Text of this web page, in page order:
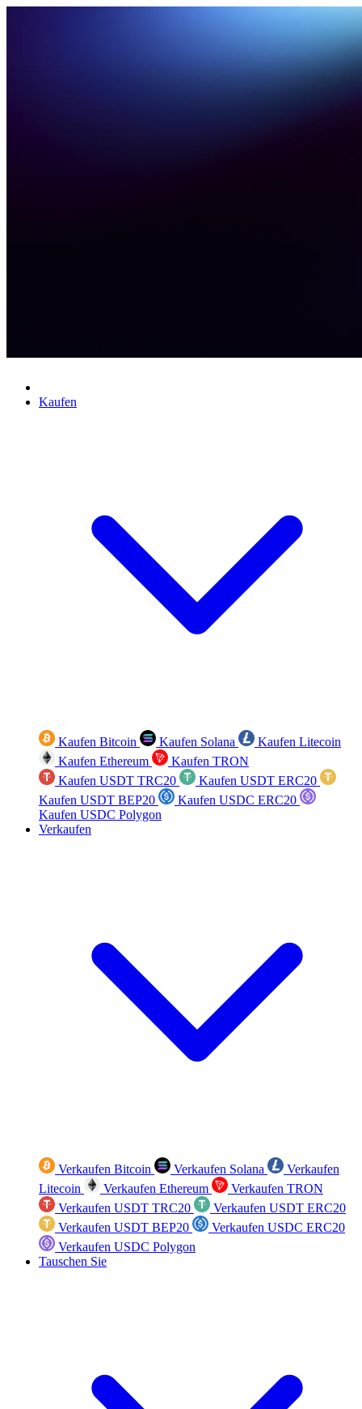
Kaufen
Kaufen Bitcoin Kaufen Solana
Kaufen Litecoin
Kaufen Ethereum
Kaufen TRON
Kaufen USDT TRC20
Kaufen USDT ERC20
Kaufen USDT BEP20
Kaufen USDC ERC20
Kaufen USDC Polygon
Verkaufen
Verkaufen Bitcoin Verkaufen Solana
Verkaufen
Litecoin
Verkaufen Ethereum
Verkaufen TRON
Verkaufen USDT TRC20
Verkaufen USDT ERC20
Verkaufen USDT BEP20
Verkaufen USDC ERC20
Verkaufen USDC Polygon
Tauschen Sie